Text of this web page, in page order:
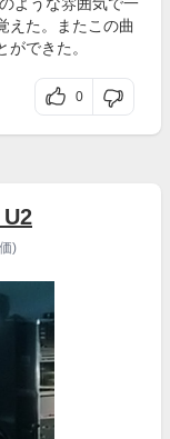
えた。またこの曲
できた。
0
)